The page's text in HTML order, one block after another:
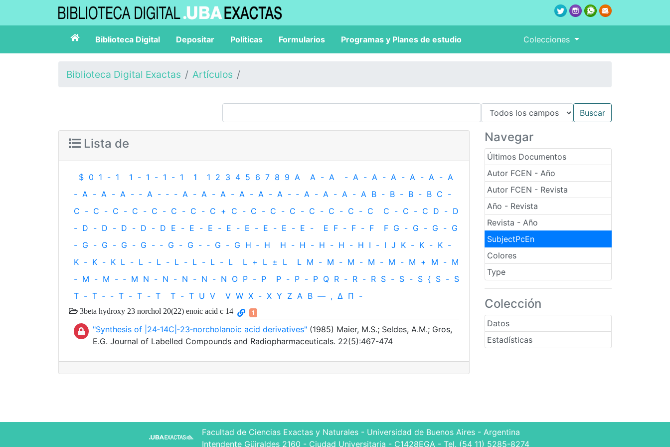
Biblioteca Digital Depositar Políticas Formularios Programas y Planes de estudio Colecciones
Biblioteca Digital Exactas Artículos
Navegar
Últimos Documentos
Autor FCEN - Año
Autor FCEN - Revista
Año - Revista
Revista - Año
SubjectPcEn
Colores
Type
Colección
Datos
Estadísticas
Lista de
$ 0 1 - 1 1 - 1 - 1 - 1 1 1 2 3 4 5 6 7 8 9 A A - A - A - A - A - A - A - A
- A - A - A - ‐ A - ‐ - A - A - A - A - A - A - ‐ A - A - A - A B - B - B - B C -
C - C - C - C - C - C - C - C + C - C - C - C - C - C - C - C C - C - C D - D
- D - D - D - D - D E - E - E - E - E - E - E - E - E F - F - F F G - G - G - G
- G - G - G - G - ‐ G - G - ‐ G - G H ‐ H H - H - H - H - H I - I J K - K - K -
K - K - K L - L - L - L - L - L - L L + L ± L L M - M - M - M - M - M + M - M
- M - M - ‐ M N - N - N - N - N O P - P P - P - P Q R - R - R S - S - S { S - S
T - T ‐ - T - T - T T - T U V V W X - X Y Z Α Β — , Δ Π -
3beta hydroxy 23 norchol 20(22) enoic acid c 14 1
"Synthesis of |24‐14C|‐23‐norcholanoic acid derivatives" (1985) Maier, M.S.; Seldes, A.M.; Gros,
E.G. Journal of Labelled Compounds and Radiopharmaceuticals. 22(5):467-474
Facultad de Ciencias Exactas y Naturales - Universidad de Buenos Aires - Argentina
Intendente Güiraldes 2160 - Ciudad Universitaria - C1428EGA - Tel. (54 11) 5285-8274